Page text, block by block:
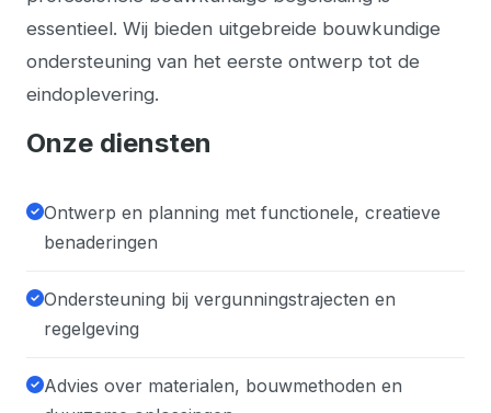
essentieel. Wij bieden uitgebreide bouwkundige
ondersteuning van het eerste ontwerp tot de
eindoplevering.
Onze diensten
Ontwerp en planning met functionele, creatieve
benaderingen
Ondersteuning bij vergunningstrajecten en
regelgeving
Advies over materialen, bouwmethoden en